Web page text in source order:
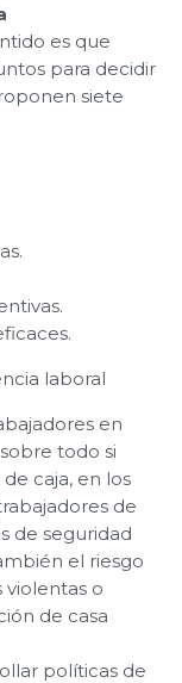
es que
para decidir
siete
laboral
en
todo si
caja, en los
de
de seguridad
el riesgo
o
de casa
políticas de